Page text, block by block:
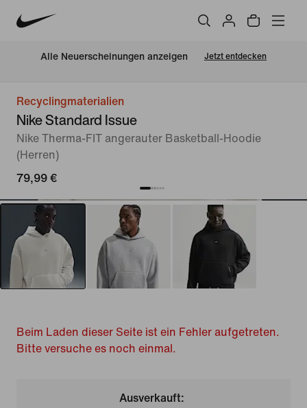
Alle Neuerscheinungen anzeigen Jetzt entdecken
Recyclingmaterialien
Nike Standard Issue
Nike Therma-FIT angerauter Basketball-Hoodie
(Herren)
79,99 €
Beim Laden dieser Seite ist ein Fehler aufgetreten.
Bitte versuche es noch einmal.
Ausverkauft: